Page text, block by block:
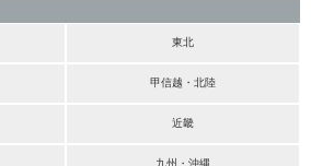
東北
甲信越・北陸
近畿
九州・沖縄